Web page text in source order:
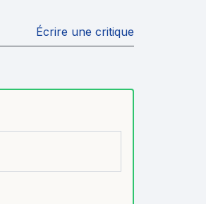
Écrire une critique